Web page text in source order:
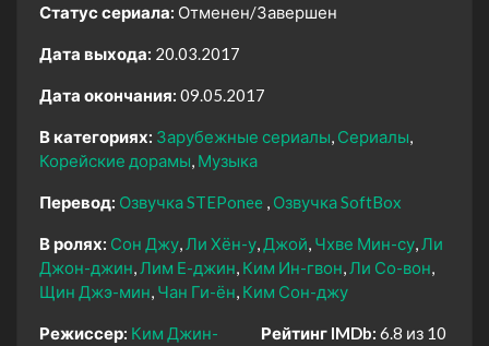
Статус сериала: Отменен/Завершен
Дата выхода: 20.03.2017
Дата окончания: 09.05.2017
В категориях: Зарубежные сериалы Сериалы
Корейские дорамы Музыка
Перевод: Озвучка STEPonee Озвучка SoftBox
В ролях: Сон Джу Ли Хён-у Джой Чхве Мин-су Ли
Джон-джин Лим Е-джин Ким Ин-гвон Ли Со-вон
Щин Джэ-мин Чан Ги-ён Ким Сон-джу
Режиссер: Ким Джин-
Рейтинг IMDb: 6.8 из 10